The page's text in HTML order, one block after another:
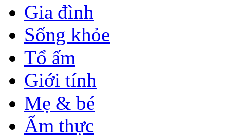
Gia đình
Sống khỏe
Tổ ấm
Giới tính
Mẹ & bé
Ẩm thực